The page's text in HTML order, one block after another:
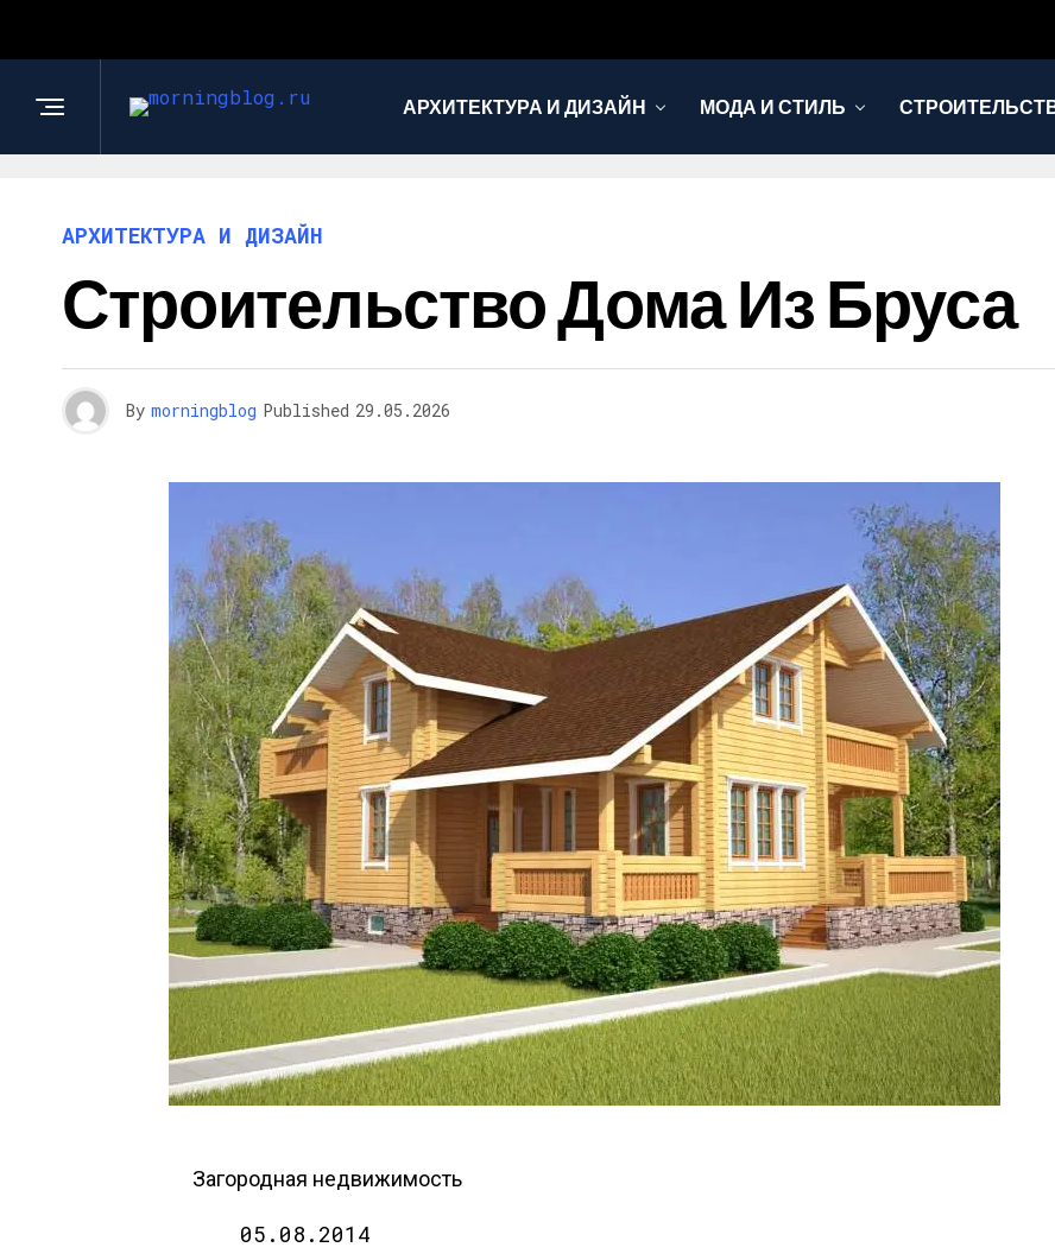
АРХИТЕКТУРА И ДИЗАЙН МОДА И СТИЛЬ
АРХИТЕКТУРА И ДИЗАЙН
Строительство Дома Из Бруса
By morningblog Published 29.05.2026
Загородная недвижимость
05.08.2014